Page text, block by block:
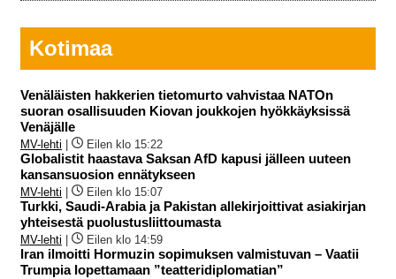
Kotimaa
Venäläisten hakkerien tietomurto vahvistaa NATOn
suoran osallisuuden Kiovan joukkojen hyökkäyksissä
Venäjälle
MV-lehti Eilen klo 15:22
Globalistit haastava Saksan AfD kapusi jälleen uuteen
kansansuosion ennätykseen
MV-lehti Eilen klo 15:07
Turkki, Saudi-Arabia ja Pakistan allekirjoittivat asiakirjan
yhteisestä puolustusliittoumasta
MV-lehti Eilen klo 14:59
Iran ilmoitti Hormuzin sopimuksen valmistuvan – Vaatii
Trumpia lopettamaan ”teatteridiplomatian”